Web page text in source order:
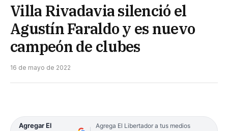
Villa Rivadavia silenció el
Agustín Faraldo y es nuevo
campeón de clubes
16 de mayo de 2022
Agregar El
Agrega El Libertador a tus medios